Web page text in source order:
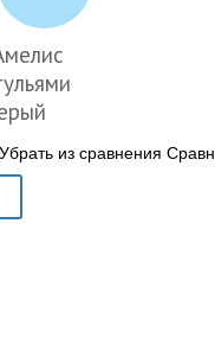
Убрать из сравнения